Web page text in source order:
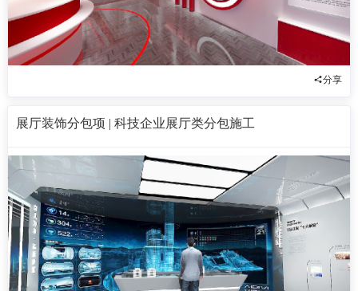
分享
展厅装饰分包项 | 科技企业展厅类分包施工